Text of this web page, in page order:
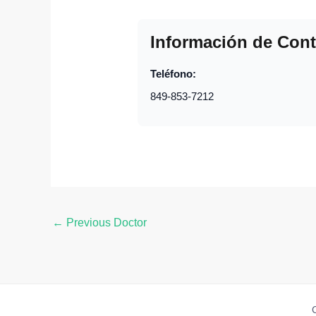
Información de
Teléfono:
849-853-7212
← Previous Doctor